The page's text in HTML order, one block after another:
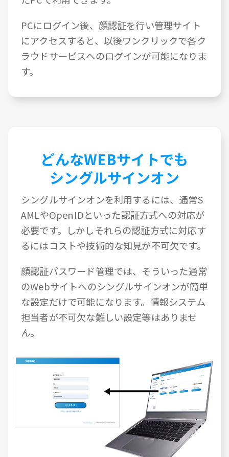
PCにログイン後、顔認証を行い管理サイト
にアクセスすると、以後ワンクリックで各ク
ラウドサービスへのログインが可能になりま
す。
どんなWEBサイトでも
シングルサインオン
シングルサインオンを利用するには、通常S
AMLやOpenIDといった認証方式への対応が
必要です。しかしそれらの認証方式に対応す
るにはコストや技術的な知見が不可欠です。
顔認証パスワード管理では、そういった通常
のWebサイトへのシングルサインオンが簡単
な設定だけで可能になります。情報システム
担当者が不可欠な難しい設定等はありませ
ん。